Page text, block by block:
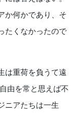
か何かであり、そ
たくなかったので
は重荷を負うて遠
由を常と思えば不
ニアたちは一生